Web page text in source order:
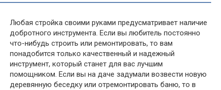
Любая стройка своими руками предусматривает наличие
добротного инструмента. Если вы любитель постоянно
что-нибудь строить или ремонтировать, то вам
понадобится только качественный и надежный
инструмент, который станет для вас лучшим
помощником. Если вы на даче задумали возвести новую
деревянную беседку или отремонтировать баню, то в